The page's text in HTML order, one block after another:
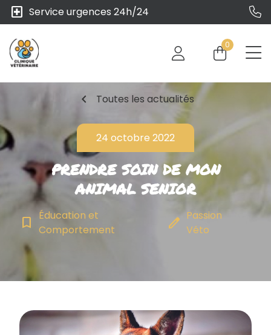
local_hospital Service urgences 24h/24
0
chevron_left Toutes les actualités
24 octobre 2022
PRENDRE SOIN DE MON
ANIMAL SENIOR
bookmark_border
Éducation et
Comportement
edit Passion
Véto